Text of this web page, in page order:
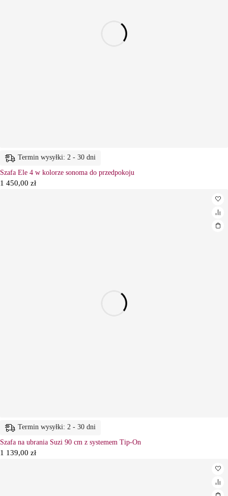
Termin wysyłki: 2 - 30 dni
Szafa Ele 4 w kolorze sonoma do przedpokoju
1 450,00 zł
Termin wysyłki: 2 - 30 dni
Szafa na ubrania Suzi 90 cm z systemem Tip-On
1 139,00 zł